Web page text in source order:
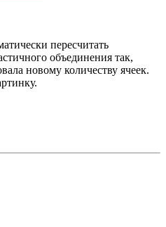
пересчитать
объединения так,
новому количеству ячеек.